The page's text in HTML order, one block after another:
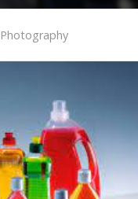
Photography